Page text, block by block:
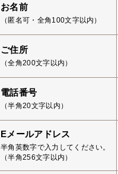
お名前
（匿名可・全角100文字以内）
ご住所
（全角200文字以内）
電話番号
（半角20文字以内）
Eメールアドレス
半角英数字で入力してください。
（半角256文字以内）